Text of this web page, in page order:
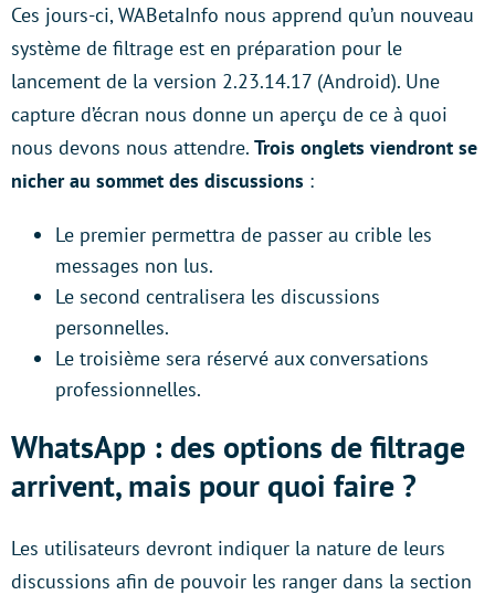
Ces jours-ci, WABetaInfo nous apprend qu’un nouveau
système de filtrage est en préparation pour le
lancement de la version 2.23.14.17 (Android). Une
capture d’écran nous donne un aperçu de ce à quoi
nous devons nous attendre. Trois onglets viendront se
nicher au sommet des discussions :
Le premier permettra de passer au crible les
messages non lus.
Le second centralisera les discussions
personnelles.
Le troisième sera réservé aux conversations
professionnelles.
WhatsApp : des options de filtrage
arrivent, mais pour quoi faire ?
Les utilisateurs devront indiquer la nature de leurs
discussions afin de pouvoir les ranger dans la section